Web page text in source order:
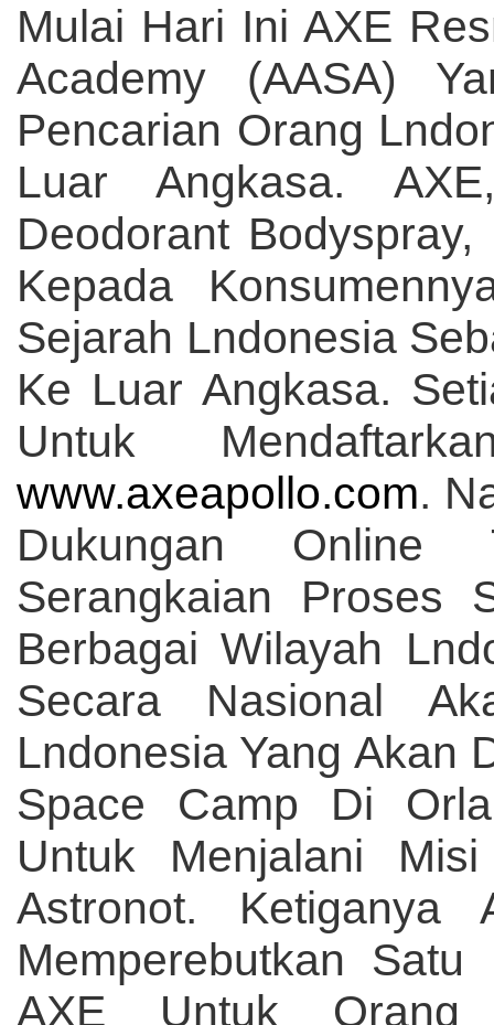
Mulai Hari Ini AXE
Academy (AASA)
Pencarian Orang
Luar Angkasa.
Deodorant
Kepada
Sejarah Lndonesia
Ke Luar Angkasa.
Untuk
www.axeapollo.com.
Dukungan Online
Serangkaian Proses
Berbagai Wilayah
Secara Nasional
Lndonesia Yang Akan
Space Camp Di
Untuk Menjalani
Astronot. Ketiganya
Memperebutkan
AXE Untuk Orang